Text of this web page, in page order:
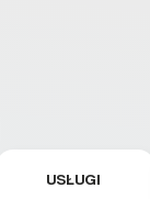
USŁUGI